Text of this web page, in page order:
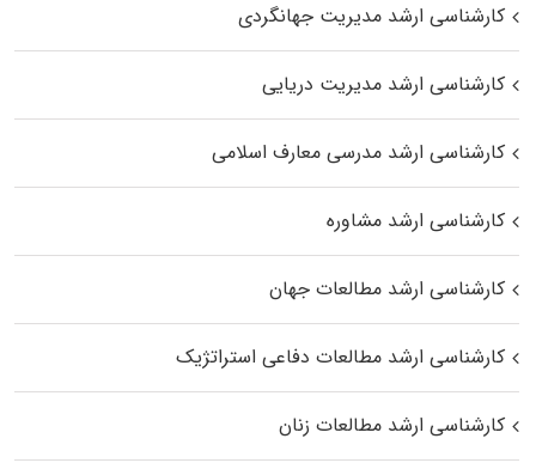
کارشناسی ارشد مدیریت جهانگردی
کارشناسی ارشد مدیریت دریایی
کارشناسی ارشد مدرسی معارف اسلامی
کارشناسی ارشد مشاوره
کارشناسی ارشد مطالعات جهان
کارشناسی ارشد مطالعات دفاعی استراتژیک
کارشناسی ارشد مطالعات زنان